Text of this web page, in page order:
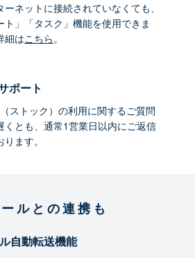
ーネットに接続されていなくても、
ト」「タスク」機能を使用できま
細はこちら。
ポート
ストック）の利用に関するご質問
くとも、通常1営業日以内にご返信
ります。
ルとの連携も
自動転送機能